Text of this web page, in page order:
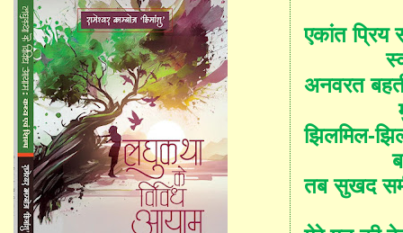
एकांत प्रिय
अनवरत
झिलमिल-
तब सुखद